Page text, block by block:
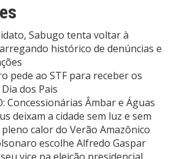
Sabugo tenta voltar à
histórico de denúncias e
pede ao STF para receber os
dos Pais
Concessionárias Âmbar e Águas
deixam a cidade sem luz e sem
calor do Verão Amazônico
escolhe Alfredo Gaspar